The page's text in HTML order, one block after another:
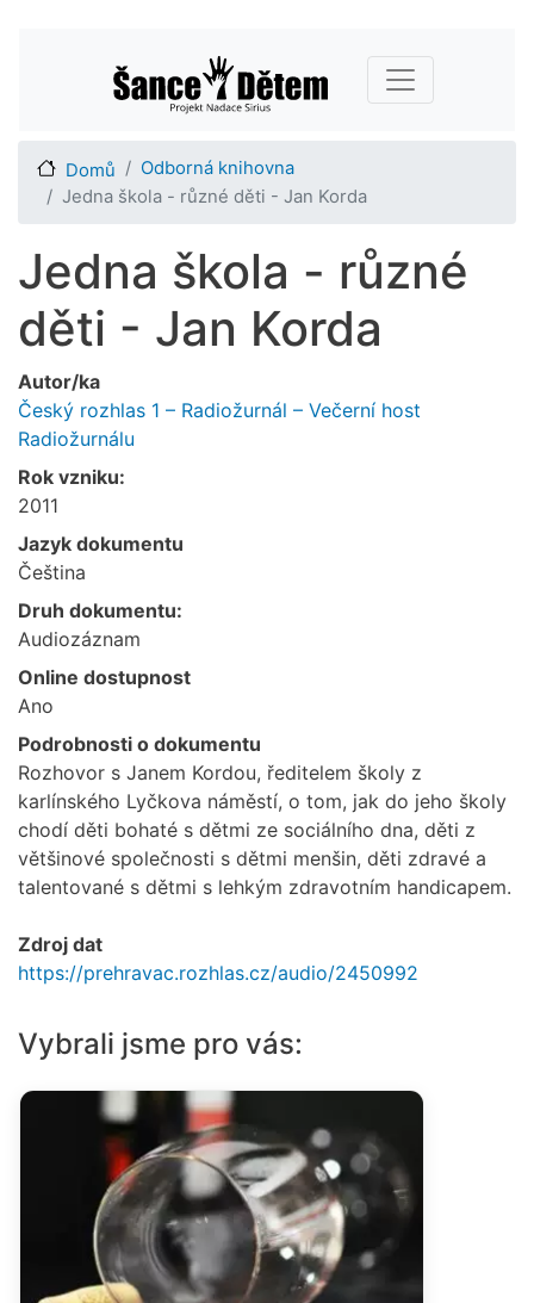
hlavnímu
obsahu
Main navigation
Domů
Odborná knihovna
Jedna škola - různé děti - Jan Korda
Jedna škola - různé
děti - Jan Korda
Autor/ka
Český rozhlas 1 – Radiožurnál – Večerní host
Radiožurnálu
Rok vzniku:
2011
Jazyk dokumentu
Čeština
Druh dokumentu:
Audiozáznam
Online dostupnost
Ano
Podrobnosti o dokumentu
Rozhovor s Janem Kordou, ředitelem školy z
karlínského Lyčkova náměstí, o tom, jak do jeho školy
chodí děti bohaté s dětmi ze sociálního dna, děti z
většinové společnosti s dětmi menšin, děti zdravé a
talentované s dětmi s lehkým zdravotním handicapem.
Zdroj dat
https://prehravac.rozhlas.cz/audio/2450992
Vybrali jsme pro vás: